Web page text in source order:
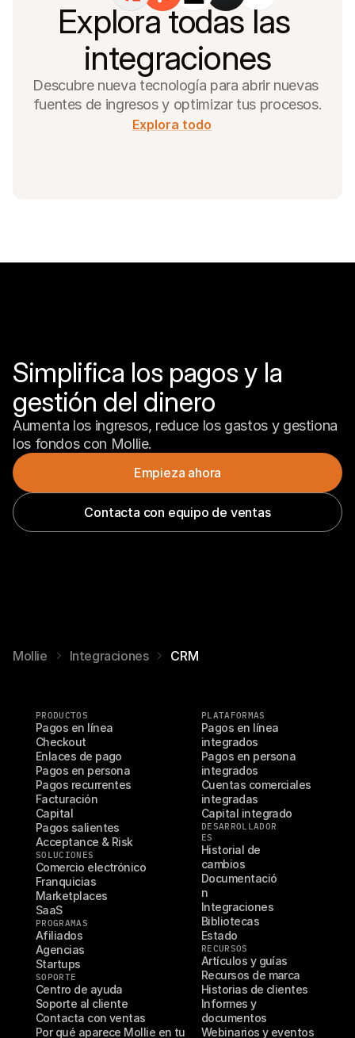
Explora todas las
integraciones
Descubre nueva tecnología para abrir nuevas
fuentes de ingresos y optimizar tus procesos.
Explora todo
Simplifica los pagos y la
gestión del dinero
Aumenta los ingresos, reduce los gastos y gestiona
los fondos con Mollie.
Empieza ahora
Contacta con equipo de ventas
Mollie Integraciones CRM
PRODUCTOS
Pagos en línea
Checkout
Enlaces de pago
Pagos en persona
Pagos recurrentes
Facturación
Capital
Pagos salientes
Acceptance & Risk
SOLUCIONES
Comercio electrónico
Franquicias
Marketplaces
SaaS
PROGRAMAS
Afiliados
Agencias
Startups
SOPORTE
Centro de ayuda
Soporte al cliente
Contacta con ventas
Por qué aparece Mollie en tu
PLATAFORMAS
Pagos en línea
integrados
Pagos en persona
integrados
Cuentas comerciales
integradas
Capital integrado
DESARROLLADOR
ES
Historial de
cambios
Documentació
n
Integraciones
Bibliotecas
Estado
RECURSOS
Artículos y guías
Recursos de marca
Historias de clientes
Informes y
documentos
Webinarios y eventos